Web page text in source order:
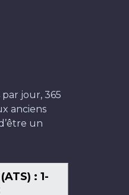
jour, 365
anciens
un
: 1-